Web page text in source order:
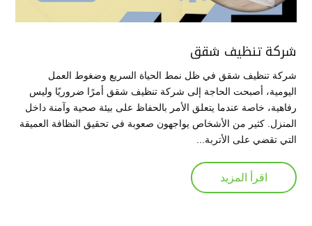
شركة تنظيف شقق
شركة تنظيف شقق في ظل نمط الحياة السريع وضغوط العمل
اليومية، أصبحت الحاجة إلى شركة تنظيف شقق أمرًا ضروريًا وليس
رفاهية، خاصة عندما يتعلق الأمر بالحفاظ على بيئة صحية وآمنة داخل
المنزل. كثير من الأشخاص يواجهون صعوبة في تحقيق النظافة العميقة
التي تقضي على الأتربة...
اقرأ المزيد